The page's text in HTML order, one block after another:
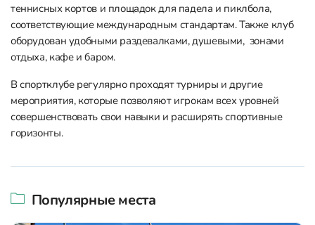
теннисных кортов и площадок для падела и пиклбола,
соответствующие международным стандартам. Также клуб
оборудован удобными раздевалками, душевыми, зонами
отдыха, кафе и баром.
В спортклубе регулярно проходят турниры и другие
мероприятия, которые позволяют игрокам всех уровней
совершенствовать свои навыки и расширять спортивные
горизонты.
Популярные места